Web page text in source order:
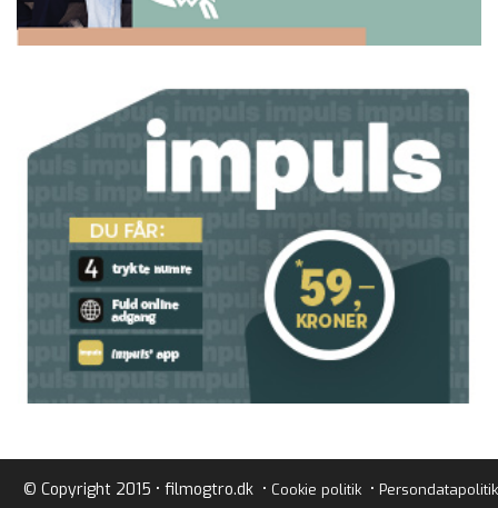
© Copyright 2015 • filmogtro.dk • Cookie politik• Persondatapolitik